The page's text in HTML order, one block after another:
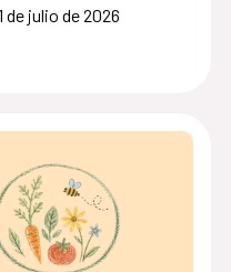
de julio de 2026